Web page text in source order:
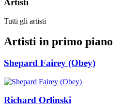
Artisti
Tutti gli artisti
Artisti in primo piano
Shepard Fairey (Obey)
Richard Orlinski